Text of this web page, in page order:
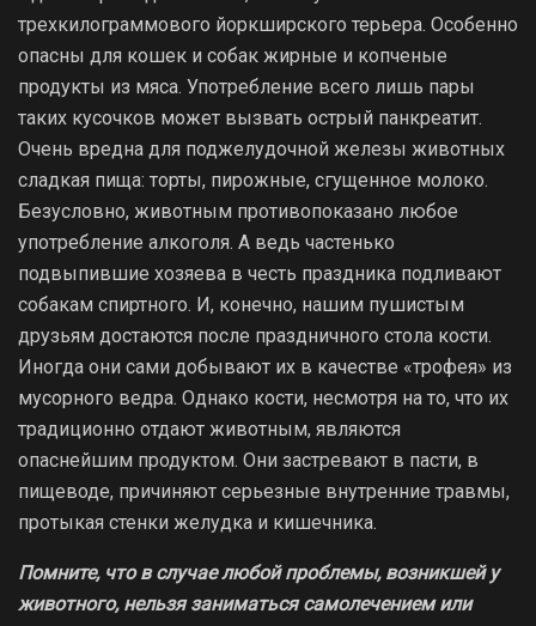
трехкилограммового йоркширского терьера. Особенно
опасны для кошек и собак жирные и копченые
продукты из мяса. Употребление всего лишь пары
таких кусочков может вызвать острый панкреатит.
Очень вредна для поджелудочной железы животных
сладкая пища: торты, пирожные, сгущенное молоко.
Безусловно, животным противопоказано любое
употребление алкоголя. А ведь частенько
подвыпившие хозяева в честь праздника подливают
собакам спиртного. И, конечно, нашим пушистым
друзьям достаются после праздничного стола кости.
Иногда они сами добывают их в качестве «трофея» из
мусорного ведра. Однако кости, несмотря на то, что их
традиционно отдают животным, являются
опаснейшим продуктом. Они застревают в пасти, в
пищеводе, причиняют серьезные внутренние травмы,
протыкая стенки желудка и кишечника.
Помните, что в случае любой проблемы, возникшей у
животного, нельзя заниматься самолечением или